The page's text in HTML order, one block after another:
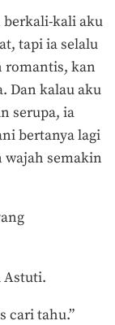
berkali-kali aku
tapi ia selalu
romantis, kan
Dan kalau aku
serupa, ia
bertanya lagi
wajah semakin
Astuti.
cari tahu.”